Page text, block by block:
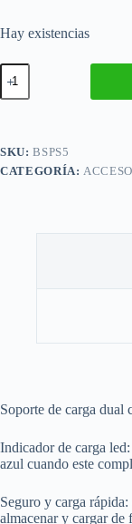
Hay existencias
Base
Cargador
Dual
Control
Para
SKU:BSPS5
CATEGORÍA:
Soporte de carga dual
Indicador de carga
azul cuando este
Seguro y carga
almacenar y cargar de